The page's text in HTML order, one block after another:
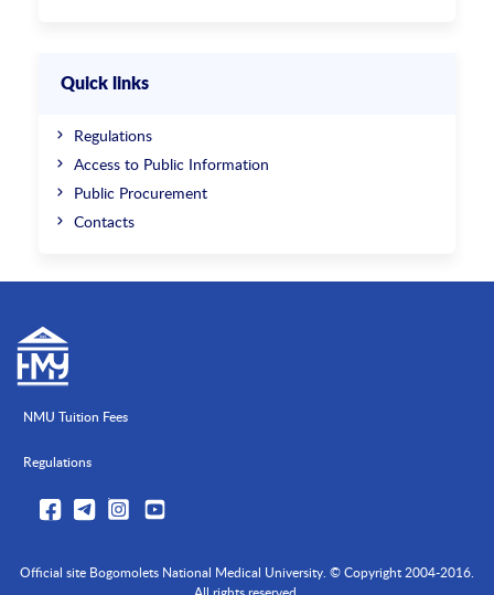
Quick links
Regulations
Access to Public Information
Public Procurement
Contacts
NMU Tuition Fees
Regulations
Official site Bogomolets National Medical University. © Copyright 2004-2016.